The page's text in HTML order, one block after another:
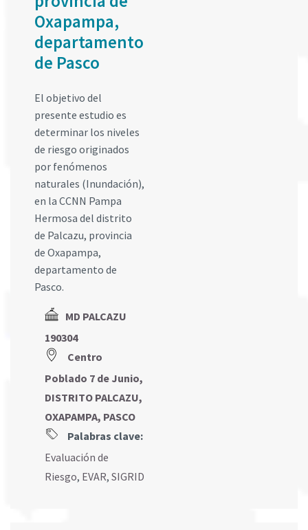
Oxapampa,
departamento
de Pasco
El objetivo del
presente estudio es
determinar los niveles
de riesgo originados
por fenómenos
naturales (Inundación),
en la CCNN Pampa
Hermosa del distrito
de Palcazu, provincia
de Oxapampa,
departamento de
Pasco.
MD PALCAZU
190304
Centro
Poblado 7 de Junio,
DISTRITO PALCAZU,
OXAPAMPA, PASCO
Palabras clave:
Evaluación de
Riesgo, EVAR, SIGRID